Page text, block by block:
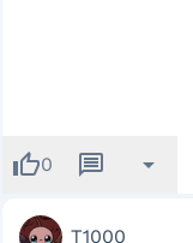
thumb_up0 message arrow_drop_down
T1000